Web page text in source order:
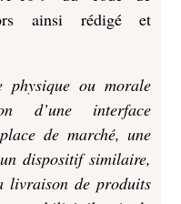
ainsi rédigé et
physique ou morale
d’une interface
de marché, une
dispositif similaire,
livraison de produits